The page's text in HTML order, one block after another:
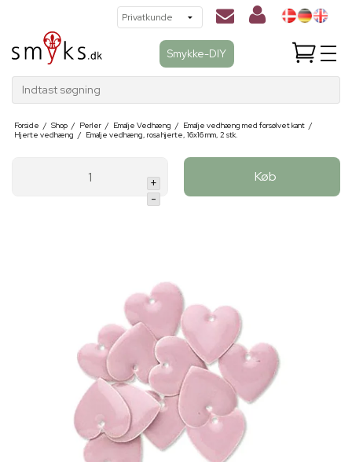
Smykke-DIY
Indtast søgning
Forside / Shop / Perler / Emalje Vedhæng / Emalje vedhæng med forsølvet kant /
Hjerte vedhæng / Emalje vedhæng, rosa hjerte, 16x16 mm, 2 stk.
+
-
Køb